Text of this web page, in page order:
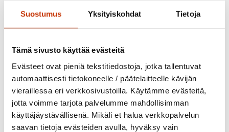
Suostumus Yksityiskohdat Tietoja
Tämä sivusto käyttää evästeitä
Evästeet ovat pieniä tekstitiedostoja, jotka tallentuvat
automaattisesti tietokoneelle / päätelaitteelle kävijän
vieraillessa eri verkkosivustoilla. Käytämme evästeitä,
jotta voimme tarjota palvelumme mahdollisimman
käyttäjäystävällisenä. Mikäli et halua verkkopalvelun
saavan tietoja evästeiden avulla, hyväksy vain